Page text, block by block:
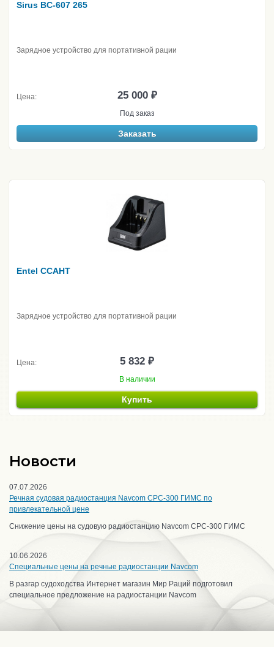
Sirus BC-607 265
Зарядное устройство для портативной рации
Цена: 25 000 ₽
Под заказ
Заказать
Entel CCAHT
Зарядное устройство для портативной рации
Цена: 5 832 ₽
В наличии
Купить
Новости
07.07.2026
Речная судовая радиостанция Navcom CPC-300 ГИМС по
привлекательной цене
Снижение цены на судовую радиостанцию Navcom CPC-300 ГИМС
10.06.2026
Специальные цены на речные радиостанции Navcom
В разгар судоходства Интернет магазин Мир Раций подготовил
специальное предложение на радиостанции Navcom